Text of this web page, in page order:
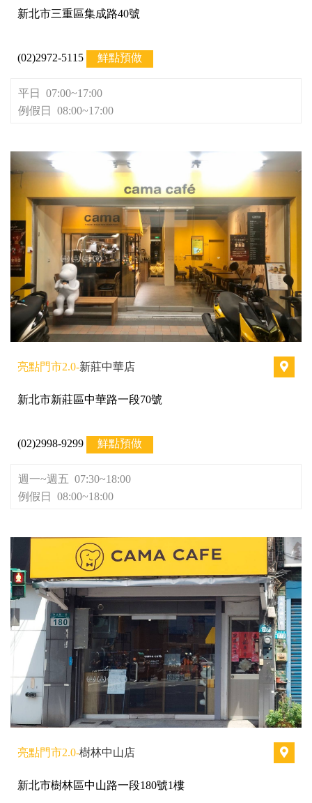
新北市三重區集成路40號
(02)2972-5115 鮮點預做
平日 07:00~17:00
例假日 08:00~17:00
亮點門市2.0-新莊中華店
新北市新莊區中華路一段70號
(02)2998-9299 鮮點預做
週一~週五 07:30~18:00
例假日 08:00~18:00
亮點門市2.0-樹林中山店
新北市樹林區中山路一段180號1樓